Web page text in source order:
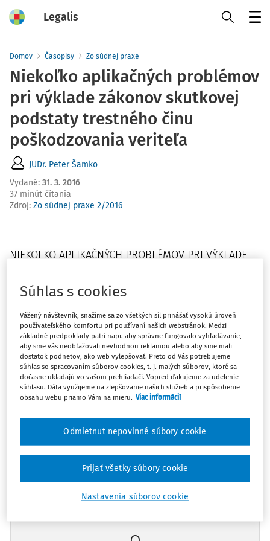
Legalis
Domov Časopisy Zo súdnej praxe
Niekoľko aplikačných problémov
pri výklade zákonov skutkovej
podstaty trestného činu
poškodzovania veriteľa
JUDr. Peter Šamko
Vydané: 31. 3. 2016
37 minút čítania
Zdroj: Zo súdnej praxe 2/2016
NIEKOLKO APLIKAČNÝCH PROBLÉMOV PRI VÝKLADE
POŠKODZOVANIA VERITELA
Úpadkové trestné činy, najmä trestné činy, ktoré sú
páchané zo strany dlžníka s cieľom (úmyslom) poškodiť
majetkové práva veriteľa, a to skutočným alebo
predstieraným zmenšovaním svojho majetku1), vyvolávajú
v aplikačnej praxi orgánov činných v trestnom konaní, či
súdov pomerne časté aplikačné problémy pri výklade
formálnych znakov základnej skutkovej podstaty trestného
činu poškodzovania veriteľa podľa § 239 ods. 1 TZ. Účelom
tohto príspevku je v stručnosti poukázať na niektoré z nich
a načrtnúť aj ich možné riešenia.
Námietka premlčania pohľadávky veriteľa a
možnosti spáchania trestného činu poškodzovania
Máte predplatné?
Súhlas s cookies
Vážený návštevník, snažíme sa zo všetkých síl prinášať vysokú úroveň
používateľského komfortu pri používaní našich webstránok. Medzi
základné predpoklady patrí napr. aby správne fungovalo vyhľadávanie,
aby sme vás neobťažovali nevhodnou reklamou alebo aby sme mali
dostatok podnetov, ako web vylepšovať. Preto od Vás potrebujeme
súhlas so spracovaním súborov cookies, t. j. malých súborov, ktoré sa
dočasne ukladajú vo vašom prehliadači. Vopred ďakujeme za udelenie
súhlasu. Dáta využijeme na zlepšovanie našich služieb a prispôsobenie
obsahu webu priamo Vám na mieru. Viac informácií
Nastavenia súborov cookie
Odmietnut nepovinné súbory cookie
Prijať všetky súbory cookie